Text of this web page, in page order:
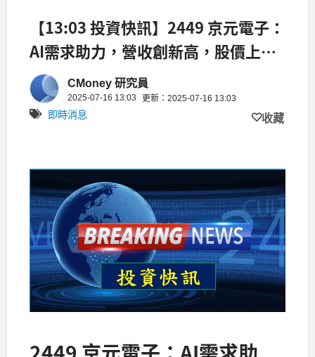
【13:03 投資快訊】2449 京元電子：
AI需求助力，營收創新高，股價上漲
5.8%
CMoney 研究員
2025-07-16 13:03 更新：2025-07-16 13:03
即時消息 收藏